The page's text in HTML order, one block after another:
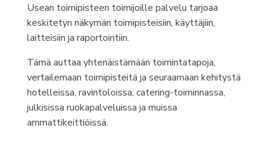
Usean toimipisteen toimijoille palvelu tarjoaa
keskitetyn näkymän toimipisteisiin, käyttäjiin,
laitteisiin ja raportointiin.
Tämä auttaa yhtenäistämään toimintatapoja,
vertailemaan toimipisteitä ja seuraamaan kehitystä
hotelleissa, ravintoloissa, catering-toiminnassa,
julkisissa ruokapalveluissa ja muissa
ammattikeittiöissä.